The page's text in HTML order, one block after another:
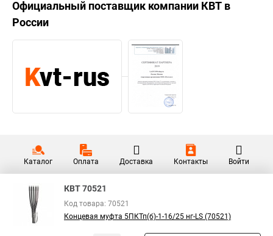
Официальный поставщик компании КВТ в
России
Каталог Оплата Доставка Контакты Войти
КВТ 70521
Код товара: 70521
Концевая муфта 5ПКТп(б)-1-16/25 нг-LS (70521)